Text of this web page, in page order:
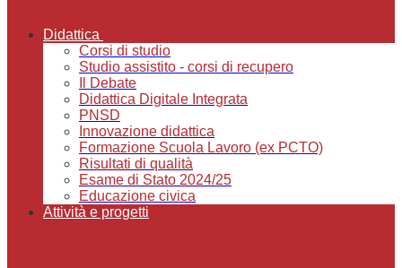
Didattica
Corsi di studio
Studio assistito - corsi di recupero
Il Debate
Didattica Digitale Integrata
PNSD
Innovazione didattica
Formazione Scuola Lavoro (ex PCTO)
Risultati di qualità
Esame di Stato 2024/25
Educazione civica
Attività e progetti